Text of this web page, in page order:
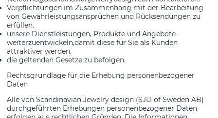
Verpflichtungen im Zusammenhang mit der Bearbeitung
von Gewährleistungsansprüchen und Rücksendungen zu
erfüllen.
unsere Dienstleistungen, Produkte und Angebote
weiterzuentwickeln,damit diese für Sie als Kunden
attraktiver werden.
die geltenden Gesetze zu befolgen.
Rechtsgrundlage für die Erhebung personenbezogener
Daten
Alle von Scandinavian Jewelry design (SJD of Sweden AB)
durchgeführten Erhebungen personenbezogener Daten